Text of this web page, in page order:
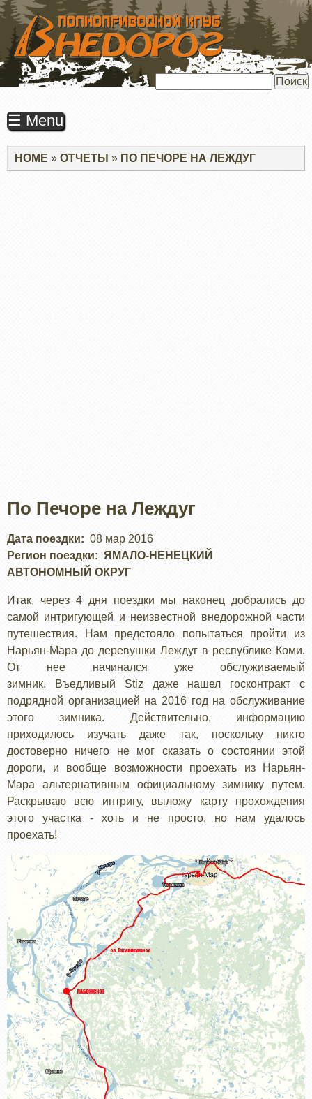
ПЕРЕЙТИ
ОСНОВНОМУ
СОДЕРЖАНИЮ
☰ Menu
Строка
навигации
HOME ОТЧЕТЫ ПО ПЕЧОРЕ НА ЛЕЖДУГ
По Печоре на Леждуг
Дата поездки
08 мар 2016
Регион поездки
ЯМАЛО-НЕНЕЦКИЙ
АВТОНОМНЫЙ ОКРУГ
Итак, через 4 дня поездки мы наконец добрались до
самой интригующей и неизвестной внедорожной части
путешествия. Нам предстояло попытаться пройти из
Нарьян-Мара до деревушки Леждуг в республике Коми.
От нее начинался уже обслуживаемый
зимник. Въедливый Stiz даже нашел госконтракт с
подрядной организацией на 2016 год на обслуживание
этого зимника. Действительно, информацию
приходилось изучать даже так, поскольку никто
достоверно ничего не мог сказать о состоянии этой
дороги, и вообще возможности проехать из Нарьян-
Мара альтернативным официальному зимнику путем.
Раскрываю всю интригу, выложу карту прохождения
этого участка - хоть и не просто, но нам удалось
проехать!